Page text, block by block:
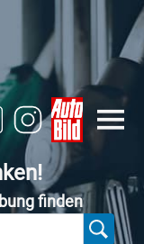
finden